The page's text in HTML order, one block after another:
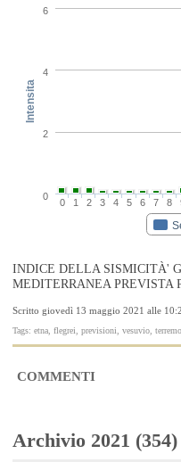
Intensita
0 1 2 3 4 5 6 7 8
0
2
4
6
INDICE DELLA SISMICITÀ'
MEDITERRANEA PREVISTA
Scritto giovedì 13 maggio 2021 alle
Tags: etna, flegrei, previsioni, vesuvio,
COMMENTI
Archivio 2021 (354)